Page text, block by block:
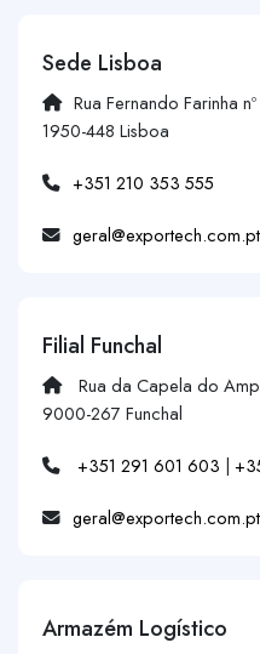
Sede Lisboa
Rua Fernando Farinha
1950-448 Lisboa
+351 210 353 555
geral@exportech.com.pt
Filial Funchal
Rua da Capela do
9000-267 Funchal
+351 291 601 603 |
geral@exportech.com.pt
Armazém Logístico